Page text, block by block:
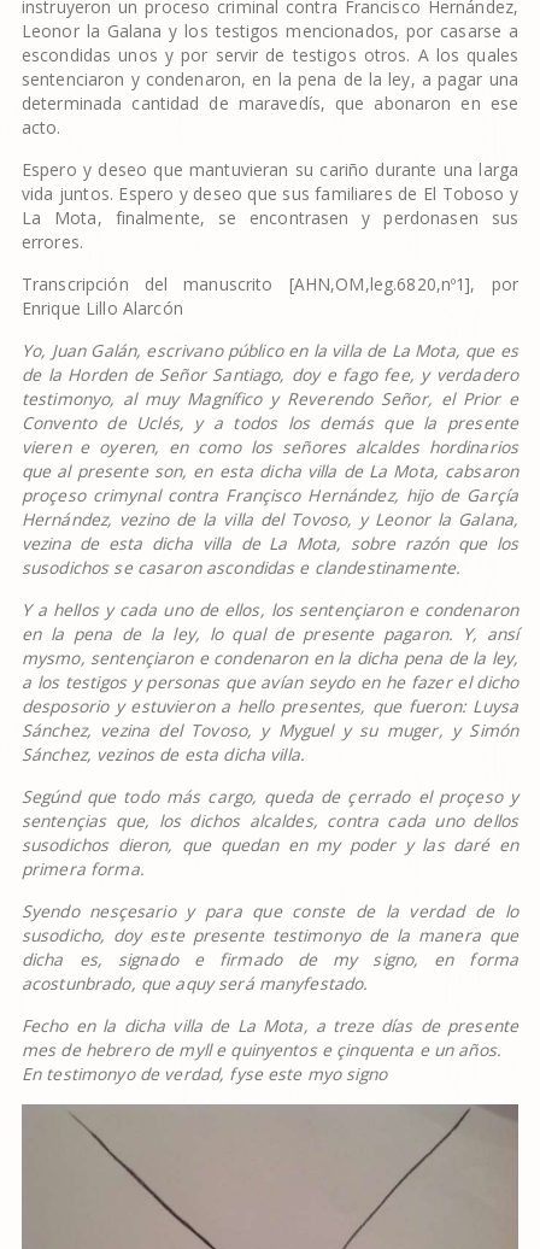
instruyeron un proceso criminal contra Francisco Hernández,
Leonor la Galana y los testigos mencionados, por casarse a
escondidas unos y por servir de testigos otros. A los quales
sentenciaron y condenaron, en la pena de la ley, a pagar una
determinada cantidad de maravedís, que abonaron en ese
acto.
Espero y deseo que mantuvieran su cariño durante una larga
vida juntos. Espero y deseo que sus familiares de El Toboso y
La Mota, finalmente, se encontrasen y perdonasen sus
errores.
Transcripción del manuscrito [AHN,OM,leg.6820,nº1], por
Enrique Lillo Alarcón
Yo, Juan Galán, escrivano público en la villa de La Mota, que es
de la Horden de Señor Santiago, doy e fago fee, y verdadero
testimonyo, al muy Magnífico y Reverendo Señor, el Prior e
Convento de Uclés, y a todos los demás que la presente
vieren e oyeren, en como los señores alcaldes hordinarios
que al presente son, en esta dicha villa de La Mota, cabsaron
proçeso crimynal contra Françisco Hernández, hijo de Garçía
Hernández, vezino de la villa del Tovoso, y Leonor la Galana,
vezina de esta dicha villa de La Mota, sobre razón que los
susodichos se casaron ascondidas e clandestinamente.
Y a hellos y cada uno de ellos, los sentençiaron e condenaron
en la pena de la ley, lo qual de presente pagaron. Y, ansí
mysmo, sentençiaron e condenaron en la dicha pena de la ley,
a los testigos y personas que avían seydo en he fazer el dicho
desposorio y estuvieron a hello presentes, que fueron: Luysa
Sánchez, vezina del Tovoso, y Myguel y su muger, y Simón
Sánchez, vezinos de esta dicha villa.
Segúnd que todo más cargo, queda de çerrado el proçeso y
sentençias que, los dichos alcaldes, contra cada uno dellos
susodichos dieron, que quedan en my poder y las daré en
primera forma.
Syendo nesçesario y para que conste de la verdad de lo
susodicho, doy este presente testimonyo de la manera que
dicha es, signado e firmado de my signo, en forma
acostunbrado, que aquy será manyfestado.
Fecho en la dicha villa de La Mota, a treze días de presente
mes de hebrero de myll e quinyentos e çinquenta e un años.
En testimonyo de verdad, fyse este myo signo